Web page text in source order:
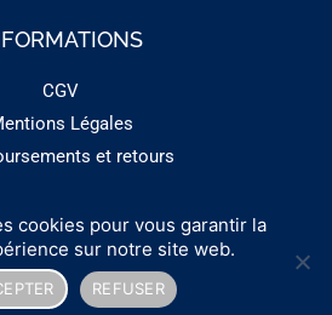
CGV
Légales
et retours
- GUINEMENT
cookies pour vous garantir la
sur notre site web.
REFUSER